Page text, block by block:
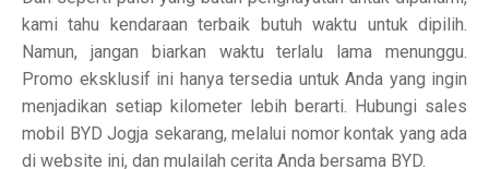
kami tahu kendaraan terbaik butuh waktu untuk dipilih.
Namun, jangan biarkan waktu terlalu lama menunggu.
Promo eksklusif ini hanya tersedia untuk Anda yang ingin
menjadikan setiap kilometer lebih berarti. Hubungi sales
mobil BYD Jogja sekarang, melalui nomor kontak yang ada
di website ini, dan mulailah cerita Anda bersama BYD.